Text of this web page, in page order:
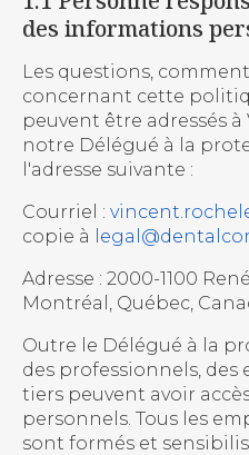
des informations
Les questions,
concernant cette
peuvent être adressés
notre Délégué à la
l'adresse suivante :
Courriel :
copie à
Adresse : 2000-1100
Montréal, Québec,
Outre le Délégué à la
des professionnels,
tiers peuvent avoir
personnels. Tous les
sont formés et